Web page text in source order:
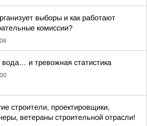
выборы и как работают
комиссии?
вода… и тревожная статистика
строители, проектировщики,
ветераны строительной отрасли!